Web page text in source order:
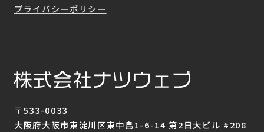
〒533-0033
大阪府大阪市東淀川区東中島1-6-14 第2日大ビル #208
プライバシーポリシー